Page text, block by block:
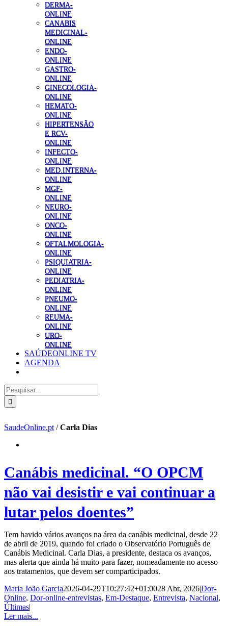
DERMA-
ONLINE
CANABIS
MEDICINAL-
ONLINE
ENDO-
ONLINE
GASTRO-
ONLINE
GINECOLOGIA-
ONLINE
HEMATO-
ONLINE
HIPERTENSÃO
E RCV-
ONLINE
INFECTO-
ONLINE
MED.INTERNA-
ONLINE
MGF-
ONLINE
NEURO-
ONLINE
ONCO-
ONLINE
OFTALMOLOGIA-
ONLINE
PSIQUIATRIA-
ONLINE
PEDIATRIA-
ONLINE
PNEUMO-
ONLINE
REUMA-
ONLINE
URO-
ONLINE
SAÚDEONLINE TV
AGENDA
Pesquisar
SaudeOnline.pt /Carla Dias
Canábis medicinal. “O OPCM
não vai desistir e vai continuar a
lutar pelos doentes”
Tem havido vários avanços na área da canábis medicinal, desde 22
de abril de 2019, quando foi criado o Observatório Português de
Canábis Medicinal. Carla Dias, a presidente, destaca os avanços,
mas alerta que ainda há muito para fazer, nomeadamente no acesso
aos tratamentos, que devem ser comparticipados.
Maria João Garcia2026-04-29T10:27:42+01:0028 Abr, 2026|Dor-
Online, Dor-online-entrevistas, Em-Destaque, Entrevista, Nacional,
Últimas|
Ler mais...